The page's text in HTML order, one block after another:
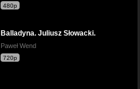
480p
Balladyna. Juliusz Słowacki.
Paweł Wend
720p